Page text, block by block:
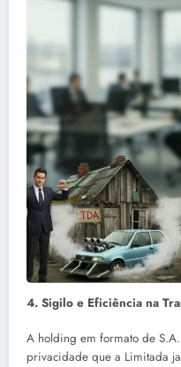
4. Sigilo e Eficiência na
A holding em formato de
privacidade que a Limitada